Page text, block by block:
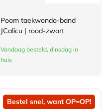
Poom taekwondo-band
JCalicu | rood-zwart
Vandaag besteld, dinsdag in
huis
Bestel snel, want OP=OP!